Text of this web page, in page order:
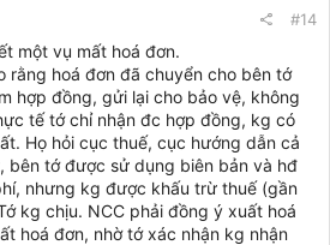
#14
một vụ mất hoá đơn.
rằng hoá đơn đã chuyển cho bên tớ
hợp đồng, gửi lại cho bảo vệ, không
tế tớ chỉ nhận đc hợp đồng, kg có
Họ hỏi cục thuế, cục hướng dẫn cả
bên tớ được sử dụng biên bản và hđ
nhưng kg được khấu trừ thuế (gần
kg chịu. NCC phải đồng ý xuất hoá
hoá đơn, nhờ tớ xác nhận kg nhận